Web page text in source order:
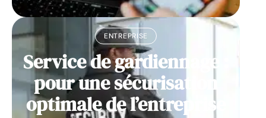
ENTREPRISE
Service de gardiennage :
pour une sécurisation
optimale de l’entreprise